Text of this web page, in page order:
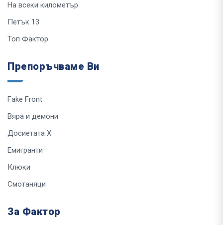
На всеки километър
Петък 13
Топ Фактор
Препоръчваме Ви
Fake Front
Вяра и демони
Досиетата Х
Емигранти
Клюки
Смотаняци
За Фактор